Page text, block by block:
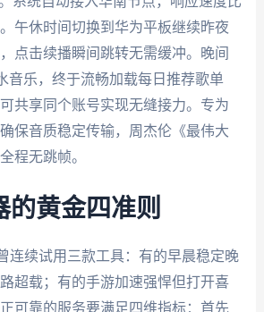
午休时间切换到华为平板继续昨夜
点击续播瞬间跳转无需缓冲。晚间
音乐，终于流畅加载每日推荐歌单
共享同个账号实现无缝接力。专为
保音质稳定传输，周杰伦《最伟大
程无跳帧。
的黄金四准则
连续试用三款工具：有的早晨稳定晚
超载；有的手游加速强悍但打开喜
可靠的服务要满足四维指标：首先